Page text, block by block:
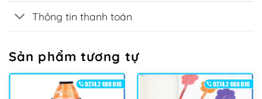
Thông tin thanh toán
Sản phẩm tương tự